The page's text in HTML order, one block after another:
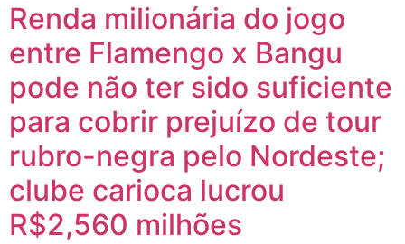
Renda milionária do jogo
entre Flamengo x Bangu
pode não ter sido suficiente
para cobrir prejuízo de tour
rubro-negra pelo Nordeste;
clube carioca lucrou
R$2,560 milhões